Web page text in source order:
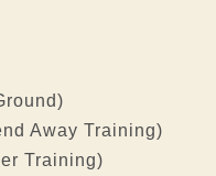
Away Training)
Training)